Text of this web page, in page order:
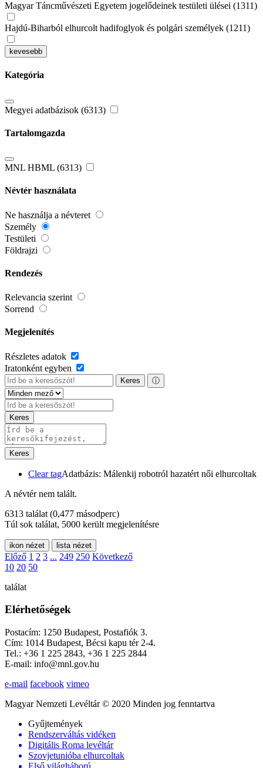
Magyar Táncművészeti Egyetem jogelődeinek testületi ülései (1311)
Hajdú-Biharból elhurcolt hadifoglyok és polgári személyek (1211)
kevesebb
Kategória
Megyei adatbázisok (6313)
Tartalomgazda
MNL HBML (6313)
Névtér használata
Ne használja a névteret
Személy
Testületi
Földrajzi
Rendezés
Relevancia szerint
Sorrend
Megjelenítés
Részletes adatok
Iratonként egyben
Keres ⓘ
Keres
Keres
Clear tagAdatbázis: Málenkij robotról hazatért női elhurcoltak
A névtér nem talált.
6313 találat (0,477 másodperc)
Túl sok találat, 5000 került megjelenítésre
ikon nézet lista nézet
Előző 1 2 3 ... 249 250 Következő
10 20 50
találat
Elérhetőségek
Postacím: 1250 Budapest, Postafiók 3.
Cím: 1014 Budapest, Bécsi kapu tér 2-4.
Tel.: +36 1 225 2843, +36 1 225 2844
E-mail: info@mnl.gov.hu
e-mail facebook vimeo
Magyar Nemzeti Levéltár © 2020 Minden jog fenntartva
Gyűjtemények
Rendszerváltás vidéken
Digitális Roma levéltár
Szovjetunióba elhurcoltak